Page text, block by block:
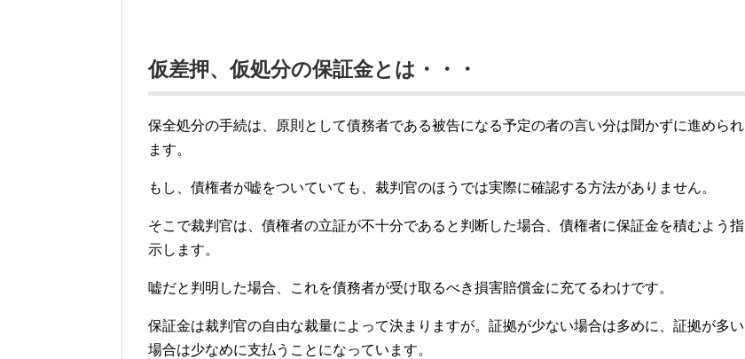
仮差押、仮処分の保証金とは・・・
保全処分の手続は、原則として債務者である被告になる予定の者の言い分は聞かずに進められ
ます。
もし、債権者が嘘をついていても、裁判官のほうでは実際に確認する方法がありません。
そこで裁判官は、債権者の立証が不十分であると判断した場合、債権者に保証金を積むよう指
示します。
嘘だと判明した場合、これを債務者が受け取るべき損害賠償金に充てるわけです。
保証金は裁判官の自由な裁量によって決まりますが。証拠が少ない場合は多めに、証拠が多い
場合は少なめに支払うことになっています。